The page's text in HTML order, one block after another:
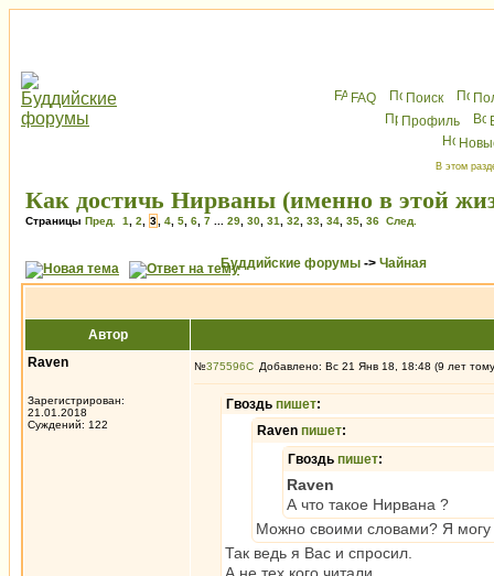
FAQ Поиск
Профиль
В этом
Как достичь Нирваны (именно в этой
Страницы Пред. 1 2 3 4 5 6 7 29 30 31 32 33 34 35 36 След.
Буддийские форумы -> Чайная
Автор
Raven
Зарегистрирован:
21.01.2018
Суждений: 122
№375596 Добавлено: Вс 21 Янв 18, 18:48 (9 лет
Гвоздь пишет:
Raven пишет:
Гвоздь пишет:
Raven
А что такое Нирвана ?
Можно своими словами? Я могу
Так ведь я Вас и спросил.